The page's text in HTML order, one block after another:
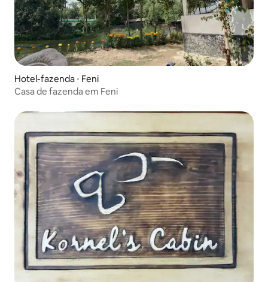
Hotel-fazenda ⋅ Feni
Casa de fazenda em Feni